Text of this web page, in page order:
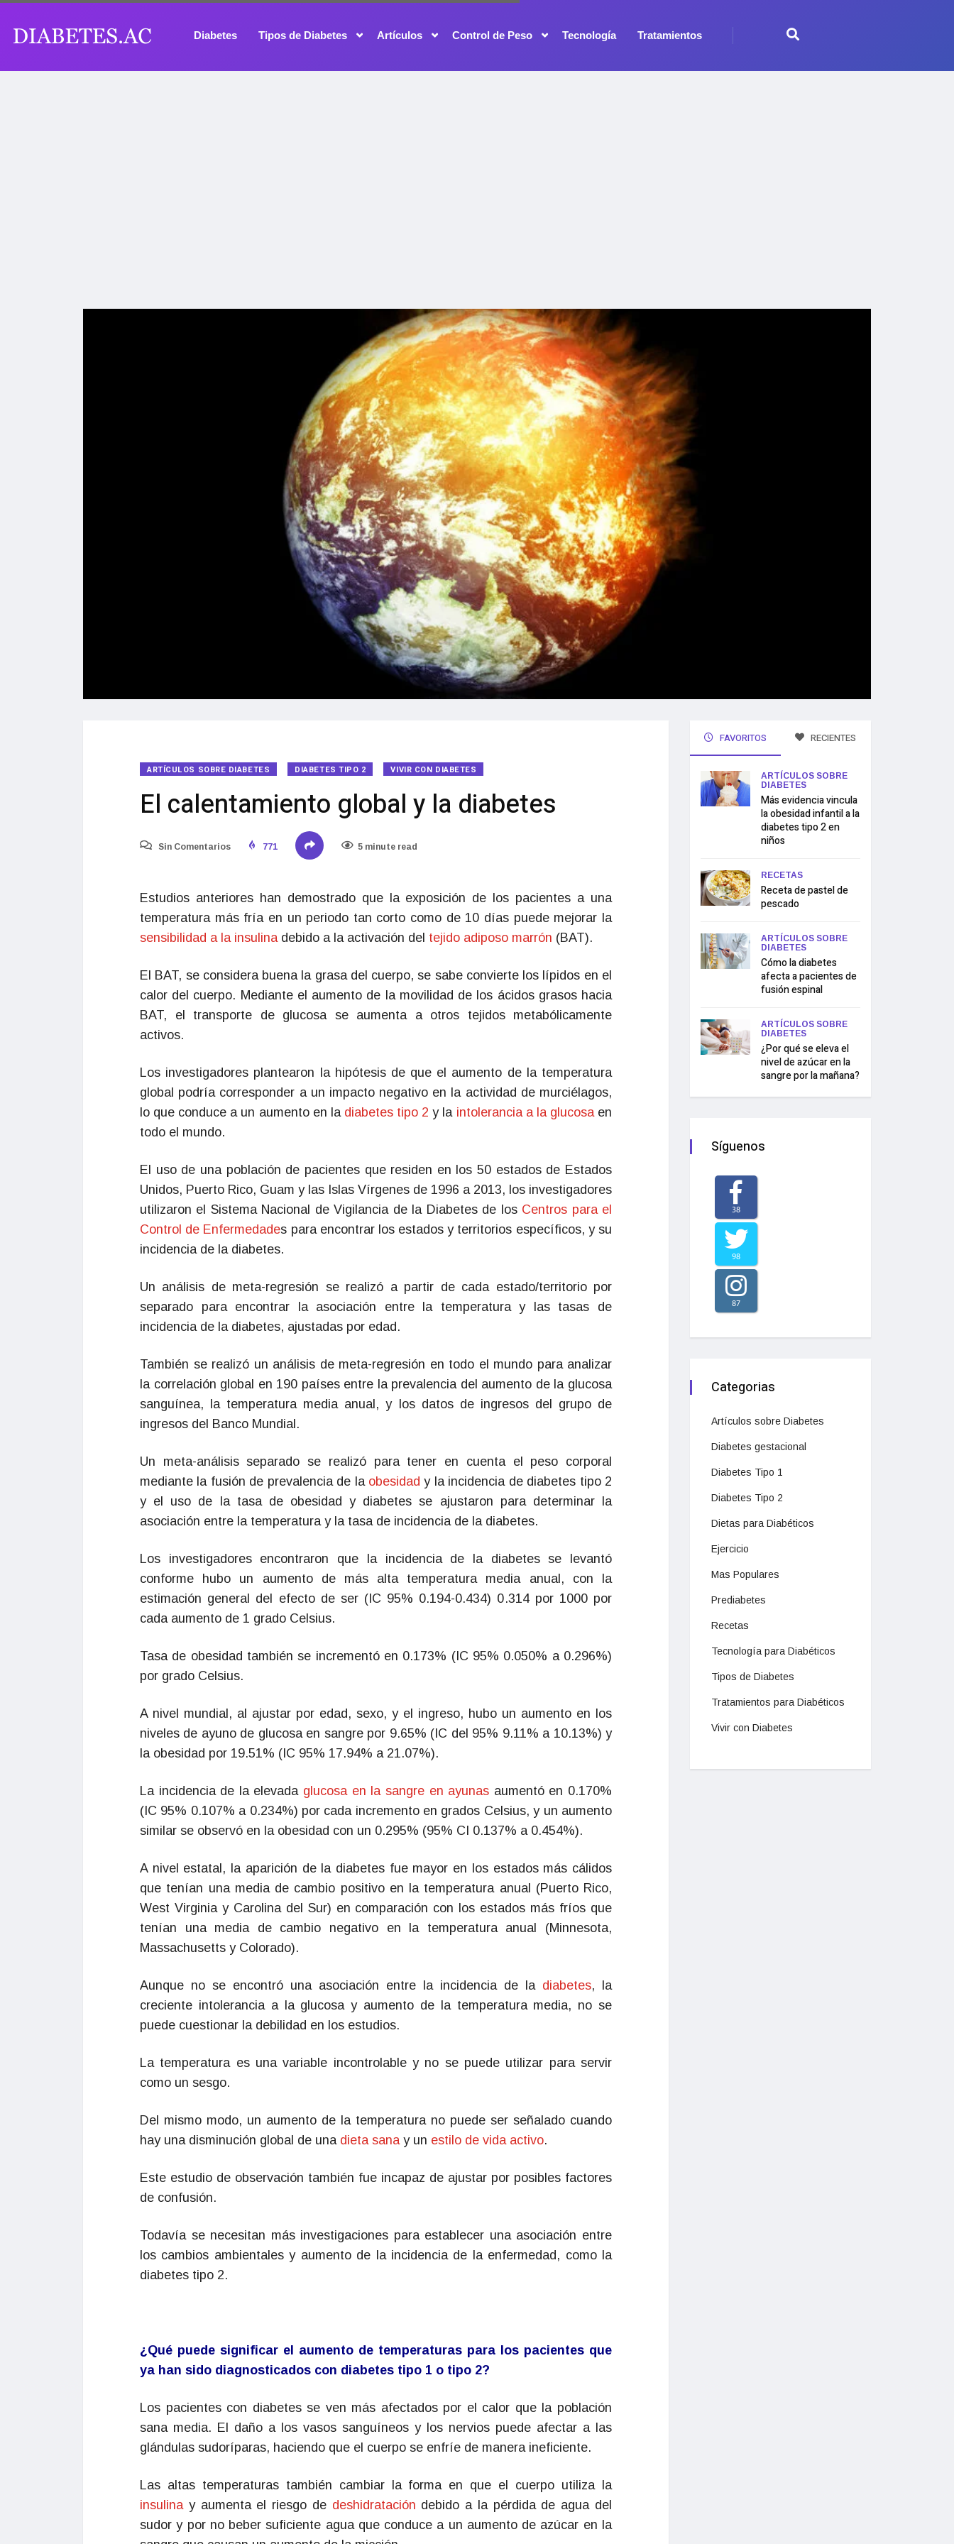
Diabetes Tipos de Diabetes Artículos Control de Peso Tecnología Tratamientos
ARTÍCULOS SOBRE DIABETES DIABETES TIPO 2 VIVIR CON DIABETES
El calentamiento global y la diabetes
Sin Comentarios 771 5 minute read
Estudios anteriores han demostrado que la exposición de los pacientes a una
temperatura más fría en un periodo tan corto como de 10 días puede mejorar la
sensibilidad a la insulinadebido a la activación del tejido adiposo marrón (BAT).
El BAT, se considera buena la grasa del cuerpo, se sabe convierte los lípidos en el
calor del cuerpo. Mediante el aumento de la movilidad de los ácidos grasos hacia
BAT, el transporte de glucosa se aumenta a otros tejidos metabólicamente
activos.
Los investigadores plantearon la hipótesis de que el aumento de la temperatura
global podría corresponder a un impacto negativo en la actividad de murciélagos,
lo que conduce a un aumento en la diabetes tipo 2 y la intolerancia a la glucosaen
todo el mundo.
El uso de una población de pacientes que residen en los 50 estados de Estados
Unidos, Puerto Rico, Guam y las Islas Vírgenes de 1996 a 2013, los investigadores
utilizaron el Sistema Nacional de Vigilancia de la Diabetes de los Centros para el
Control de Enfermedades para encontrar los estados y territorios específicos, y su
incidencia de la diabetes.
Un análisis de meta-regresión se realizó a partir de cada estado/territorio por
separado para encontrar la asociación entre la temperatura y las tasas de
incidencia de la diabetes, ajustadas por edad.
También se realizó un análisis de meta-regresión en todo el mundo para analizar
la correlación global en 190 países entre la prevalencia del aumento de la glucosa
sanguínea, la temperatura media anual, y los datos de ingresos del grupo de
ingresos del Banco Mundial.
Un meta-análisis separado se realizó para tener en cuenta el peso corporal
mediante la fusión de prevalencia de la obesidady la incidencia de diabetes tipo 2
y el uso de la tasa de obesidad y diabetes se ajustaron para determinar la
asociación entre la temperatura y la tasa de incidencia de la diabetes.
Los investigadores encontraron que la incidencia de la diabetes se levantó
conforme hubo un aumento de más alta temperatura media anual, con la
estimación general del efecto de ser (IC 95% 0.194-0.434) 0.314 por 1000 por
cada aumento de 1 grado Celsius.
Tasa de obesidad también se incrementó en 0.173% (IC 95% 0.050% a 0.296%)
por grado Celsius.
A nivel mundial, al ajustar por edad, sexo, y el ingreso, hubo un aumento en los
niveles de ayuno de glucosa en sangre por 9.65% (IC del 95% 9.11% a 10.13%) y
la obesidad por 19.51% (IC 95% 17.94% a 21.07%).
La incidencia de la elevadaglucosa en la sangre en ayunas aumentó en 0.170%
(IC 95% 0.107% a 0.234%) por cada incremento en grados Celsius, y un aumento
similar se observó en la obesidad con un 0.295% (95% CI 0.137% a 0.454%).
A nivel estatal, la aparición de la diabetes fue mayor en los estados más cálidos
que tenían una media de cambio positivo en la temperatura anual (Puerto Rico,
West Virginia y Carolina del Sur) en comparación con los estados más fríos que
tenían una media de cambio negativo en la temperatura anual (Minnesota,
Massachusetts y Colorado).
Aunque no se encontró una asociación entre la incidencia de la diabetes, la
creciente intolerancia a la glucosa y aumento de la temperatura media, no se
puede cuestionar la debilidad en los estudios.
La temperatura es una variable incontrolable y no se puede utilizar para servir
como un sesgo.
Del mismo modo, un aumento de la temperatura no puede ser señalado cuando
hay una disminución global de una dieta sanay un estilo de vida activo.
Este estudio de observación también fue incapaz de ajustar por posibles factores
de confusión.
Todavía se necesitan más investigaciones para establecer una asociación entre
los cambios ambientales y aumento de la incidencia de la enfermedad, como la
diabetes tipo 2.
¿Qué puede significar el aumento de temperaturas para los pacientes que
ya han sido diagnosticados con diabetes tipo 1 o tipo 2?
Los pacientes con diabetes se ven más afectados por el calor que la población
sana media. El daño a los vasos sanguíneos y los nervios puede afectar a las
glándulas sudoríparas, haciendo que el cuerpo se enfríe de manera ineficiente.
Las altas temperaturas también cambiar la forma en que el cuerpo utiliza la
insulina y aumenta el riesgo de deshidratación debido a la pérdida de agua del
sudor y por no beber suficiente agua que conduce a un aumento de azúcar en la
FAVORITOS RECIENTES
ARTÍCULOS SOBRE
DIABETES
Más evidencia vincula
la obesidad infantil a la
diabetes tipo 2 en
niños
RECETAS
Receta de pastel de
pescado
ARTÍCULOS SOBRE
DIABETES
Cómo la diabetes
afecta a pacientes de
fusión espinal
ARTÍCULOS SOBRE
DIABETES
¿Por qué se eleva el
nivel de azúcar en la
sangre por la mañana?
Síguenos
38
98
87
Categorias
Artículos sobre Diabetes
Diabetes gestacional
Diabetes Tipo 1
Diabetes Tipo 2
Dietas para Diabéticos
Ejercicio
Mas Populares
Prediabetes
Recetas
Tecnología para Diabéticos
Tipos de Diabetes
Tratamientos para Diabéticos
Vivir con Diabetes